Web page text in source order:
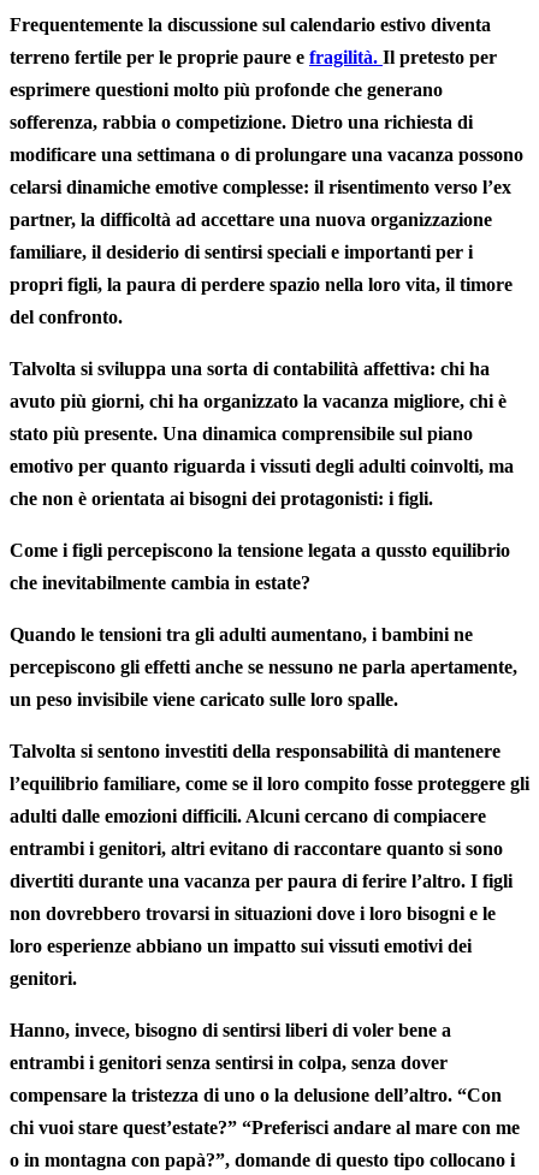
Frequentemente la discussione sul calendario estivo diventa
terreno fertile per le proprie paure e fragilità. Il pretesto per
esprimere questioni molto più profonde che generano
sofferenza, rabbia o competizione. Dietro una richiesta di
modificare una settimana o di prolungare una vacanza possono
celarsi dinamiche emotive complesse: il risentimento verso l’ex
partner, la difficoltà ad accettare una nuova organizzazione
familiare, il desiderio di sentirsi speciali e importanti per i
propri figli, la paura di perdere spazio nella loro vita, il timore
del confronto.
Talvolta si sviluppa una sorta di contabilità affettiva: chi ha
avuto più giorni, chi ha organizzato la vacanza migliore, chi è
stato più presente. Una dinamica comprensibile sul piano
emotivo per quanto riguarda i vissuti degli adulti coinvolti, ma
che non è orientata ai bisogni dei protagonisti: i figli.
Come i figli percepiscono la tensione legata a qussto equilibrio
che inevitabilmente cambia in estate?
Quando le tensioni tra gli adulti aumentano, i bambini ne
percepiscono gli effetti anche se nessuno ne parla apertamente,
un peso invisibile viene caricato sulle loro spalle.
Talvolta si sentono investiti della responsabilità di mantenere
l’equilibrio familiare, come se il loro compito fosse proteggere gli
adulti dalle emozioni difficili. Alcuni cercano di compiacere
entrambi i genitori, altri evitano di raccontare quanto si sono
divertiti durante una vacanza per paura di ferire l’altro. I figli
non dovrebbero trovarsi in situazioni dove i loro bisogni e le
loro esperienze abbiano un impatto sui vissuti emotivi dei
genitori.
Hanno, invece, bisogno di sentirsi liberi di voler bene a
entrambi i genitori senza sentirsi in colpa, senza dover
compensare la tristezza di uno o la delusione dell’altro. “Con
chi vuoi stare quest’estate?” “Preferisci andare al mare con me
o in montagna con papà?”, domande di questo tipo collocano i